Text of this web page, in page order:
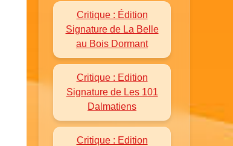
Critique : Édition
Signature de La Belle
au Bois Dormant
Critique : Edition
Signature de Les 101
Dalmatiens
Critique : Edition